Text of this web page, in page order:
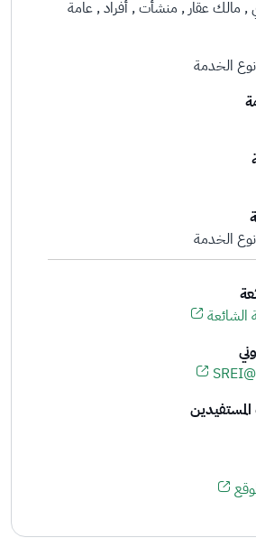
مالك عقار منشأت أفراد عامة
الخدمة
الخدمة